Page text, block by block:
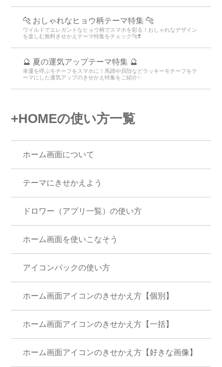
🐆 おしゃれなヒョウ柄テーマ特集 🐆
ワイルドでエレガントなヒョウ柄でスマホを彩る！おしゃれなデザイン
を楽しむ無料きせかえテーマ特集をチェック🐆❣️
🔮 夏の運気アップテーマ特集 🔮
幸運を呼ぶモチーフをスマホに！馬蹄や貝殻などラッキーモチーフをテ
ーマにした運気アップのきせかえ特集をご紹介✨
+HOMEの使い方一覧
ホーム画面について
テーマにきせかえよう
ドロワー（アプリ一覧）の使い方
ホーム画面を使いこなそう
アイコンパックの使い方
ホーム画面アイコンのきせかえ方【個別】
ホーム画面アイコンのきせかえ方【一括】
ホーム画面アイコンのきせかえ方【好きな画像】